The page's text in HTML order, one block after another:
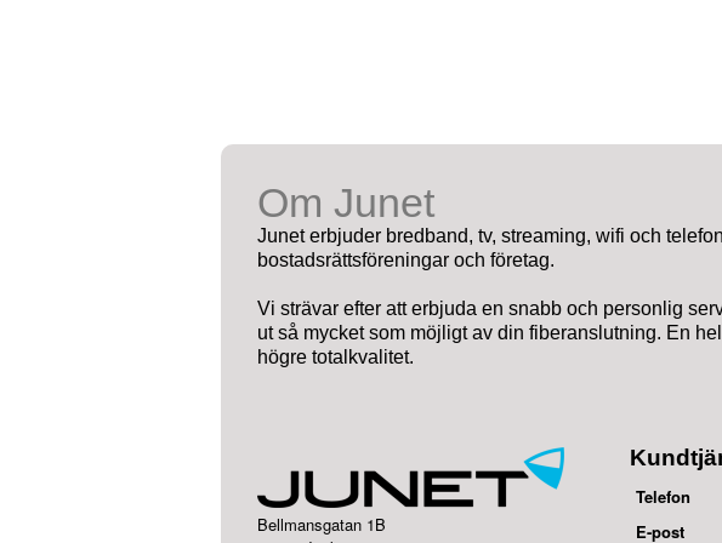
Om Junet
Junet erbjuder bredband, tv, streaming, wifi och
bostadsrättsföreningar och företag.
Vi strävar efter att erbjuda en snabb och personlig
ut så mycket som möjligt av din fiberanslutning. En
högre totalkvalitet.
Bellmansgatan 1B
Telefon
E-post